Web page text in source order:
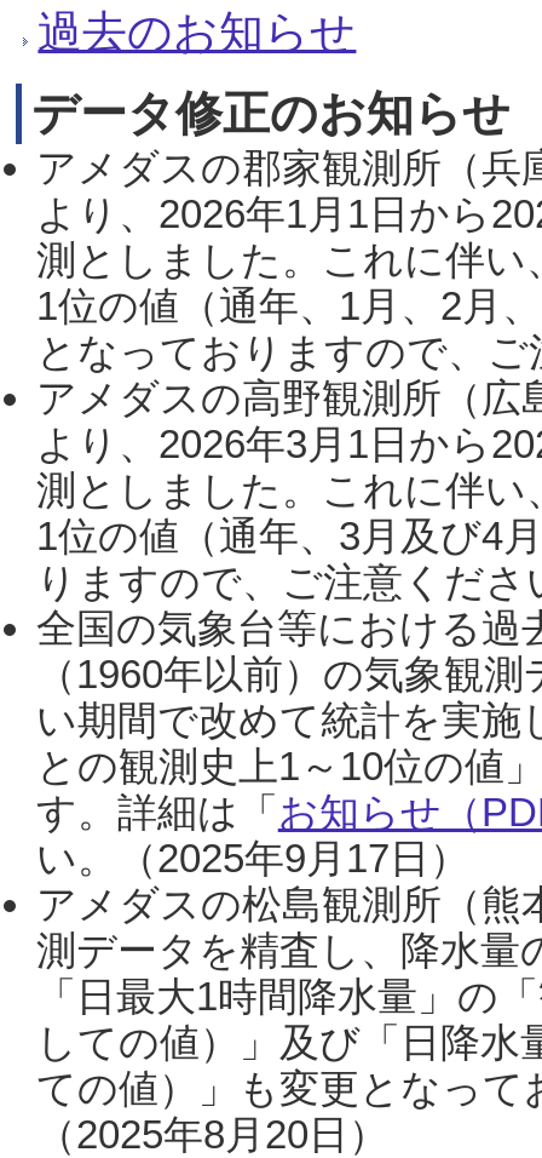
過去のお知らせ
データ修正のお知らせ
アメダスの郡家観測所（
より、2026年1月1日から
測としました。これに伴い
1位の値（通年、1月、2月
となっておりますので、
アメダスの高野観測所（
より、2026年3月1日から
測としました。これに伴い
1位の値（通年、3月及び4
りますので、ご注意くだ
全国の気象台等における過
（1960年以前）の気象観
い期間で改めて統計を実
との観測史上1～10位の値
す。詳細は「 お知らせ（
い。（2025年9月17日）
アメダスの松島観測所（熊
測データを精査し、降水
「日最大1時間降水量」の
しての値）」及び「日降
ての値）」も変更となっ
（2025年8月20日）